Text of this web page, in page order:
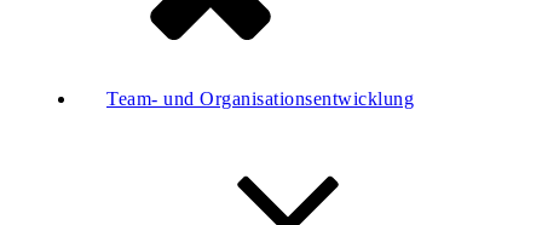
Team- und Organisationsentwicklung